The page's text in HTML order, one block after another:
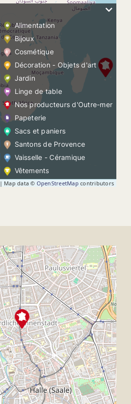
| Map data © OpenStreetMap contributors
Alimentation
Bijoux
Cosmétique
Décoration - Objets d'art
Jardin
Linge de table
Nos producteurs d'Outre-mer
Papeterie
Sacs et paniers
Santons de Provence
Vaisselle - Céramique
Vêtements